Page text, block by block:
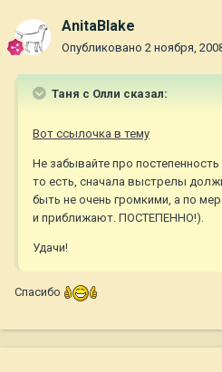
AnitaBlake
Опубликовано 2 ноября,
Таня с Олли сказал:
Вот ссылочка в тему
Не забывайте про
то есть, сначала выстрелы
быть не очень громкими, а по
и приближают. ПОСТЕПЕННО!).
Удачи!
Спасибо